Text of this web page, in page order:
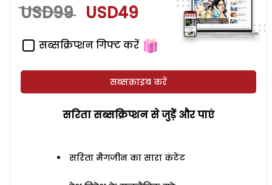
USD99 USD49
सब्सक्रिप्शन गिफ्ट करें
सब्सक्राइब करें
सरिता सब्सक्रिप्शन से जुड़ेें और पाएं
सरिता मैगजीन का सारा कंटेंट